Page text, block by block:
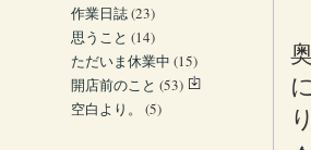
作業日誌(23)
思うこと (14)
ただいま休業中 (15)
開店前のこと (53)
空白より。
(5)